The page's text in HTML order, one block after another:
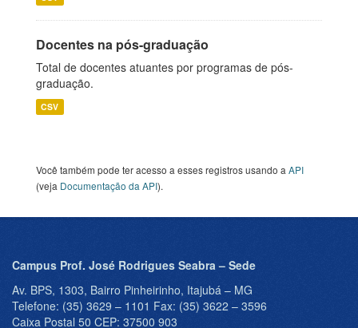
Docentes na pós-graduação
Total de docentes atuantes por programas de pós-
graduação.
CSV
Você também pode ter acesso a esses registros usando a API
(veja Documentação da API).
Campus Prof. José Rodrigues Seabra – Sede
Av. BPS, 1303, Bairro Pinheirinho, Itajubá – MG
Telefone: (35) 3629 – 1101 Fax: (35) 3622 – 3596
Caixa Postal 50 CEP: 37500 903